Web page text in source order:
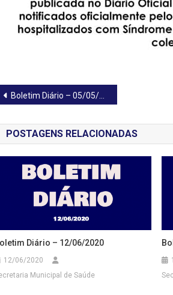
Boletim Diário – 05/05/2020
POSTAGENS RELACIONADAS
Diário – 12/06/2020
12/06/2020
Municipal de Saúde